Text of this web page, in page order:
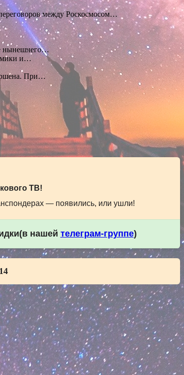
между Роскосмосом…
нынешнего…
и…
При…
ТВ!
— появились, или ушли!
нашей телеграм-группе)
14